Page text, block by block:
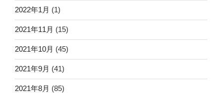
2022年1月 (1)
2021年11月 (15)
2021年10月 (45)
2021年9月 (41)
2021年8月 (85)